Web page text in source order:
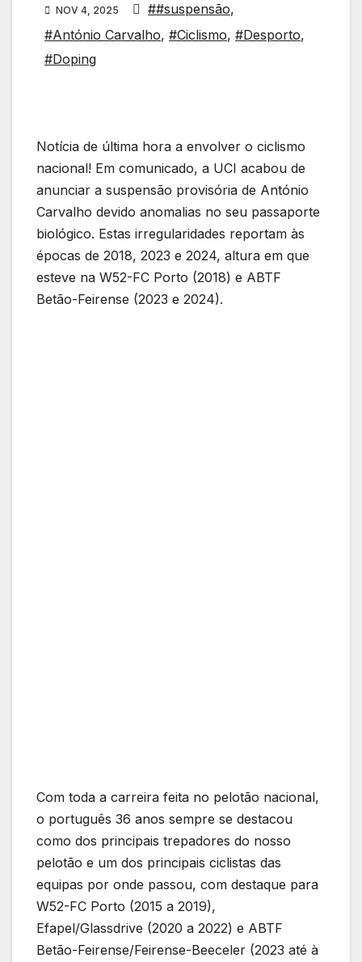
NOV 4, 2025 ##suspensão,
#António Carvalho, #Ciclismo, #Desporto,
#Doping
Notícia de última hora a envolver o ciclismo
nacional! Em comunicado, a UCI acabou de
anunciar a suspensão provisória de António
Carvalho devido anomalias no seu passaporte
biológico. Estas irregularidades reportam às
épocas de 2018, 2023 e 2024, altura em que
esteve na W52-FC Porto (2018) e ABTF
Betão-Feirense (2023 e 2024).
Com toda a carreira feita no pelotão nacional,
o português 36 anos sempre se destacou
como dos principais trepadores do nosso
pelotão e um dos principais ciclistas das
equipas por onde passou, com destaque para
W52-FC Porto (2015 a 2019),
Efapel/Glassdrive (2020 a 2022) e ABTF
Betão-Feirense/Feirense-Beeceler (2023 até à